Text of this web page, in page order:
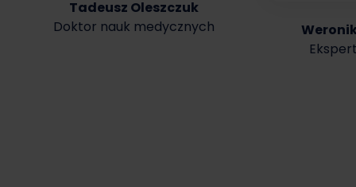
Tadeusz Oleszczuk
Doktor nauk medycznych